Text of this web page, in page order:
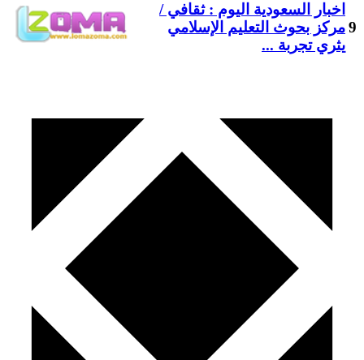
9
اخبار السعودية اليوم : ثقافي /
مركز بحوث التعليم الإسلامي
يثري تجربة ...